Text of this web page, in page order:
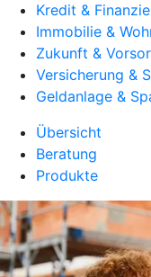
Kredit &
Immobilie &
Zukunft &
Versicherung &
Geldanlage &
Übersicht
Beratung
Produkte